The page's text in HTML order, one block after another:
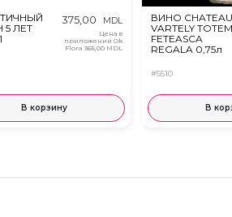
5 ЛЕТ
375,00 MDL
Цена в
приложении Ok
Flora 365,00 MDL
В корзину
ВИНО CHATEAU
VARTELY TOTEM
FETEASCA
REGALA 0,75л
#5510
В